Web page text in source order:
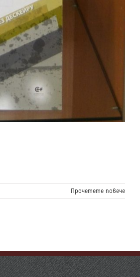
Прочетете повече